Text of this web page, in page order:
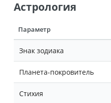
Астрология
Параметр
Знак зодиака
Планета-покровитель
Стихия